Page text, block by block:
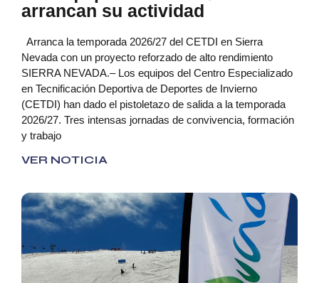
arrancan su actividad
Arranca la temporada 2026/27 del CETDI en Sierra
Nevada con un proyecto reforzado de alto rendimiento
SIERRA NEVADA.– Los equipos del Centro Especializado
en Tecnificación Deportiva de Deportes de Invierno
(CETDI) han dado el pistoletazo de salida a la temporada
2026/27. Tres intensas jornadas de convivencia, formación
y trabajo
VER NOTICIA